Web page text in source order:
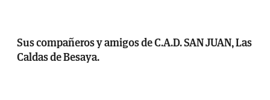
Sus compañeros y amigos de C.A.D. SAN JUAN, Las
Caldas de Besaya.